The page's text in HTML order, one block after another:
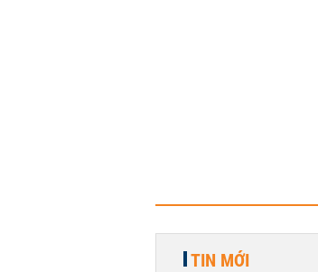
TIN MỚI